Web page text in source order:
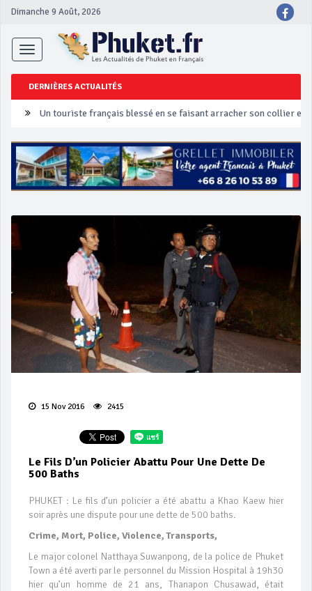
Dimanche 9 Août, 2026
Toggle
navigation
DERNIÈRES ACTUALITÉS
Un touriste français blessé en se faisant arracher son collier en
Phuket Peranakan Festival
‘Phuket Eye’ assurera la sécurité pendant Songkran
Campagne de sécurité routière ‘Seven Days of Danger’ de
15 Nov 2016 2415
Le Fils D’un Policier Abattu Pour Une Dette De
500 Baths
PHUKET : Le fils d’un policier a été abattu a Khao Kaew hier
soir après une dispute pour une dette de 500 baths.
Crime, Mort, Police, Violence, Transports,
Le major colonel Natthaya Suwanpong, de la police de Phuket
Town a été averti par le personnel du Mission Hospital à 19h30
hier qu’un homme de 21 ans, Thanapon Chusawad, était